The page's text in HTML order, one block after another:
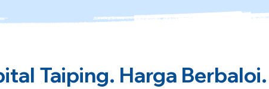
Taiping. Harga Berbaloi.